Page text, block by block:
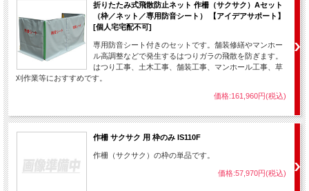
折りたたみ式飛散防止ネット 作柵（サクサク）Aセット
（枠／ネット／専用防音シート） 【アイデアサポート】
[個人宅宅配不可]
専用防音シート付きのセットです。舗装修繕やマンホー
ル高調整などで発生するはつりガラの飛散を防ぎます。
はつり工事、土木工事、舗装工事、マンホール工事、草
刈作業等におすすめです。
価格:161,960円(税込)
作柵 サクサク 用 枠のみ IS110F
作柵（サクサク）の枠の単品です。
価格:57,970円(税込)